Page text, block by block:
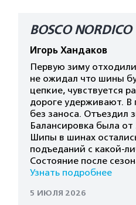
BOSCO NORDICO
Игорь Хандаков
Первую зиму
не ожидал что шины
цепкие, чувствуется
дороге удерживают. В
без заноса. Отъездил
Балансировка была
Шипы в шинах
подъеданий с какой-
Состояние после
Узнать подробнее
5 ИЮЛЯ 2026